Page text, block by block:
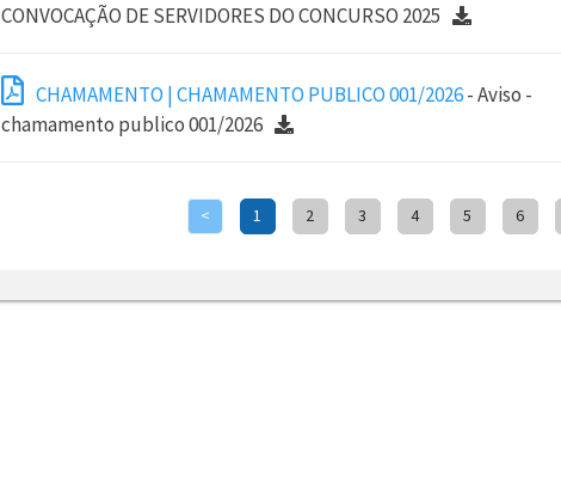
CONVOCAÇÃO DE SERVIDORES DO CONCURSO 2025
CHAMAMENTO | CHAMAMENTO PUBLICO 001/2026- Aviso -
chamamento publico 001/2026
< 1 2 3 4 5 6